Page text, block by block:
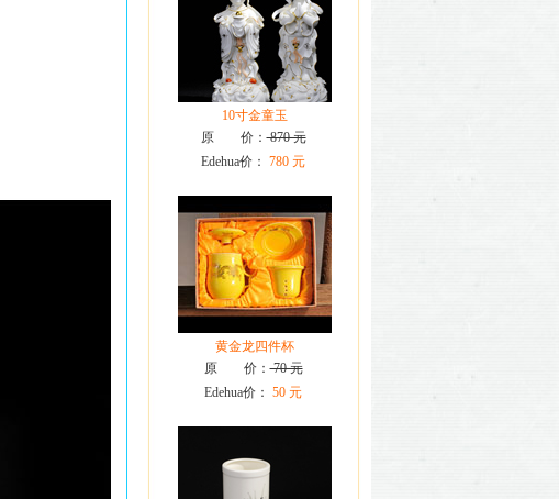
10寸金童玉
原 价：870 元
Edehua价： 780 元
黄金龙四件杯
原 价：70 元
Edehua价： 50 元